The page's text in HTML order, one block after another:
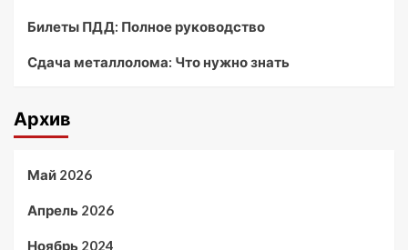
Билеты ПДД: Полное руководство
Сдача металлолома: Что нужно знать
Архив
Май 2026
Апрель 2026
Ноябрь 2024